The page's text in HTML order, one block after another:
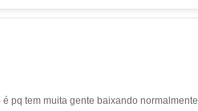
pq tem muita gente baixando